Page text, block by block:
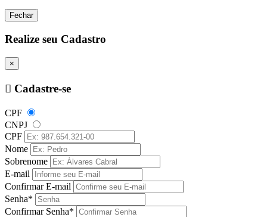
Fechar
Realize seu Cadastro
×
Cadastre-se
CPF
CNPJ
CPF
Nome
Sobrenome
E-mail
Confirmar E-mail
Senha*
Confirmar Senha*